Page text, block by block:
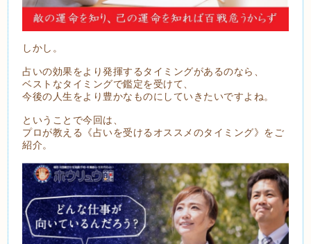
しかし。
占いの効果をより発揮するタイミングがあるのなら、
ベストなタイミングで鑑定を受けて、
今後の人生をより豊かなものにしていきたいですよね。
ということで今回は、
プロが教える《占いを受けるオススメのタイミング》をご
紹介。